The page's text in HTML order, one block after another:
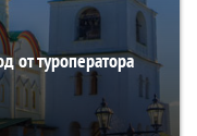
от туроператора